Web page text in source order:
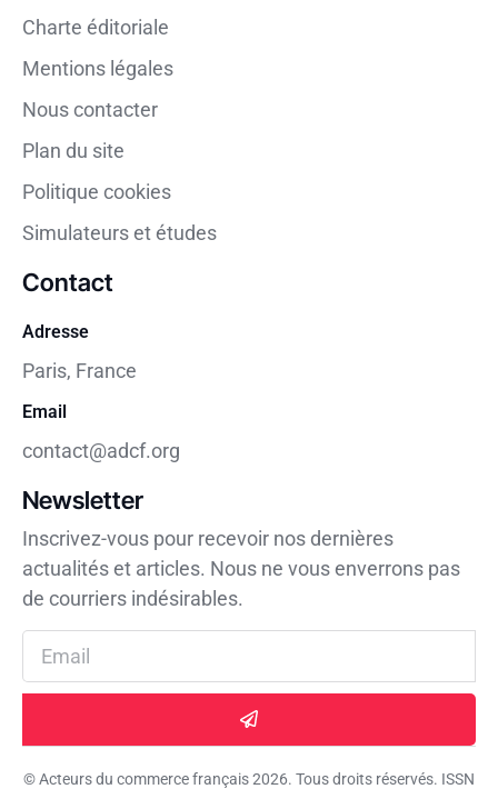
Charte éditoriale
Mentions légales
Nous contacter
Plan du site
Politique cookies
Simulateurs et études
Contact
Adresse
Paris, France
Email
contact@adcf.org
Newsletter
Inscrivez-vous pour recevoir nos dernières
actualités et articles. Nous ne vous enverrons pas
de courriers indésirables.
© Acteurs du commerce français 2026. Tous droits réservés. ISSN